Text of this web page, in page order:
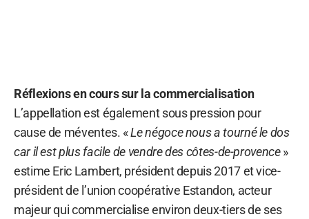
Réflexions en cours sur la commercialisation
L’appellation est également sous pression pour
cause de méventes. «Le négoce nous a tourné le dos
car il est plus facile de vendre des côtes-de-provence»
estime Eric Lambert, président depuis 2017 et vice-
président de l’union coopérative Estandon, acteur
majeur qui commercialise environ deux-tiers de ses